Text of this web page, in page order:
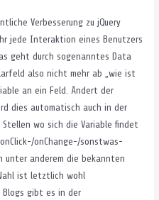
Verbesserung zu jQuery
jede Interaktion eines Benutzers
geht durch sogenanntes Data
also nicht mehr ab „wie ist
an ein Feld. Ändert der
dies automatisch auch in der
wo sich die Variable findet
onChange-/sonstwas-
unter anderem die bekannten
ist letztlich wohl
Blogs gibt es in der